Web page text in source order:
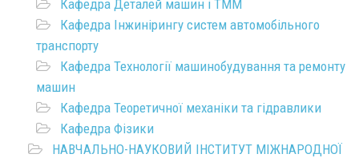
Кафедра Деталей машин і ТММ
Кафедра Інжинірингу систем автомобільного
транспорту
Кафедра Технології машинобудування та ремонту
машин
Кафедра Теоретичної механіки та гідравлики
Кафедра Фізики
НАВЧАЛЬНО-НАУКОВИЙ ІНСТИТУТ МІЖНАРОДНОЇ